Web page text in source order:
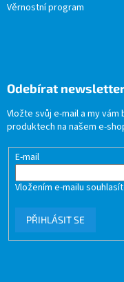
Věrnostní program
Odebírat
Vložte svůj e-mail a my
produktech na našem e-
E-mail
Vložením e-mailu
PŘIHLÁSIT SE